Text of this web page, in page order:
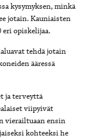
kysymyksen, minkä
jotain. Kauniaisten
opiskelijaa.
tehdä jotain
ääressä
ja terveyttä
viipyivät
vierailtuaan ensin
kohteeksi he